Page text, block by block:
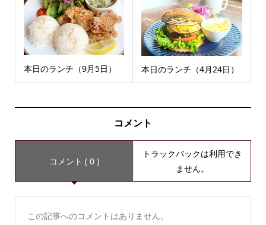
本日のランチ（9月5日） 本日のランチ（4月24日）
コメント
コメント ( 0 )
トラックバックは利用でき
ません。
この記事へのコメントはありません。